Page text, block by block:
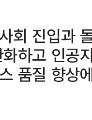
회 진입과
하고 인공
품질 향상